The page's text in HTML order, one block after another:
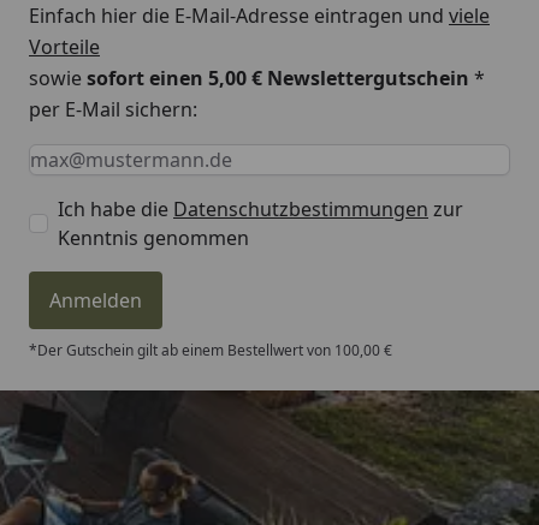
Einfach hier die E-Mail-Adresse eintragen und viele
Vorteile
sowiesofort einen 5,00 € Newslettergutschein *
per E-Mail sichern:
Keine Eingabe erforderlich
Eingabe erforderlich
E-Mail *
Ich habe die Datenschutzbestimmungen zur
Kenntnis genommen
Anmelden
*Der Gutschein gilt ab einem Bestellwert von 100,00 €
Trusted Shops